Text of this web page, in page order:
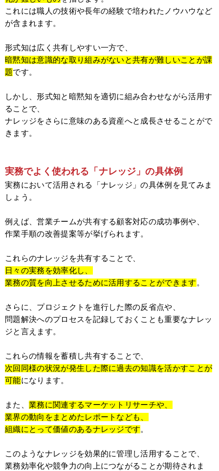
これには職人の技術や長年の経験で培われたノウハウなど
が含まれます。
形式知は広く共有しやすい一方で、
暗黙知は意識的な取り組みがないと共有が難しいことが課
題です。
しかし、形式知と暗黙知を適切に組み合わせながら活用す
ることで、
ナレッジをさらに意味のある資産へと成長させることがで
きます。
実務でよく使われる「ナレッジ」の具体例
実務において活用される「ナレッジ」の具体例を見てみま
しょう。
例えば、営業チームが共有する顧客対応の成功事例や、
作業手順の改善提案等が挙げられます。
これらのナレッジを共有することで、
日々の実務を効率化し、
業務の質を向上させるために活用することができます。
さらに、プロジェクトを進行した際の反省点や、
問題解決へのプロセスを記録しておくことも重要なナレッ
ジと言えます。
これらの情報を蓄積し共有することで、
次回同様の状況が発生した際に過去の知識を活かすことが
可能になります。
また、 業務に関連するマーケットリサーチや、
業界の動向をまとめたレポートなども、
組織にとって価値のあるナレッジです。
このようなナレッジを効果的に管理し活用することで、
業務効率化や競争力の向上につながることが期待されま